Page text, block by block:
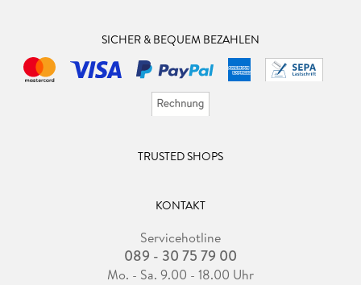
SICHER & BEQUEM BEZAHLEN
TRUSTED SHOPS
KONTAKT
Servicehotline
089 - 30 75 79 00
Mo. - Sa. 9.00 - 18.00 Uhr